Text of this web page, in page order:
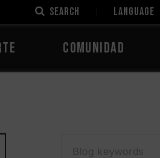
SEARCH LANGUAGE
Comunidad